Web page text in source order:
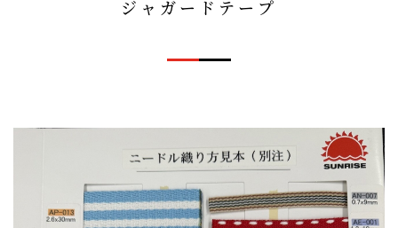
ジャガードテープ